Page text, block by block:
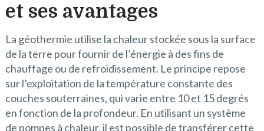
et ses avantages
La géothermie utilise la chaleur stockée sous la surface
de la terre pour fournir de l’énergie à des fins de
chauffage ou de refroidissement. Le principe repose
sur l’exploitation de la température constante des
couches souterraines, qui varie entre 10 et 15 degrés
en fonction de la profondeur. En utilisant un système
de pompes à chaleur, il est possible de transférer cette